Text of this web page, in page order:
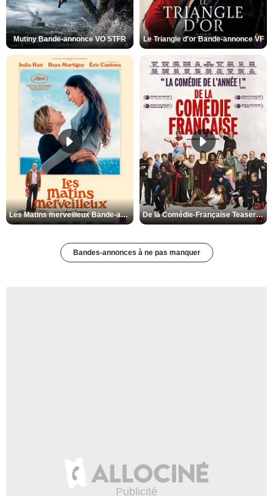
Mutiny Bande-annonce VO STFR Le Triangle d'or Bande-annonce VF
Les Matins merveilleux Bande-annonce VF De la Comédie-Française Teaser VF
Bandes-annonces à ne pas manquer